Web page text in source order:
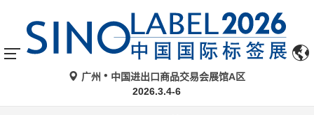
广州
中国进出口商品交易会展馆A区
2026.3.4-6